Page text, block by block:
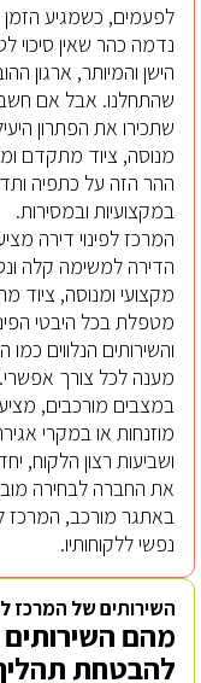
לפעמים, כשמגיע הזמן
נדמה כהר שאין סיכוי
הישן והמיותר, ארגון
שהתחלנו. אבל אם
שתכירו את הפתרון
מנוסה, ציוד מתקדם
ההר הזה על כתפיה
במקצועיות ובמסירות.
המרכז לפינוי דירה
הדירה למשימה קלה
מקצועי ומנוסה, ציוד
מטפלת בכל היבטי
והשירותים הנלווים
מענה לכל צורך אפשרי.
במצבים מורכבים,
מוזנחות או במקרי
ושביעות רצון הלקוח,
את החברה לבחירה
באתגר מורכב, המרכז
נפשי ללקוחותיו.
השירותים של המרכז
מהם השירותים
להבטחת